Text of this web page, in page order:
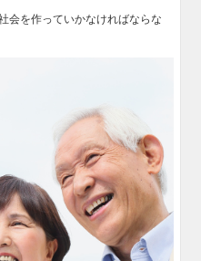
会を作っていかなければならな